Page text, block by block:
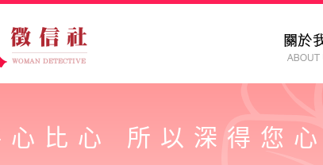
心比心 所以深得您心